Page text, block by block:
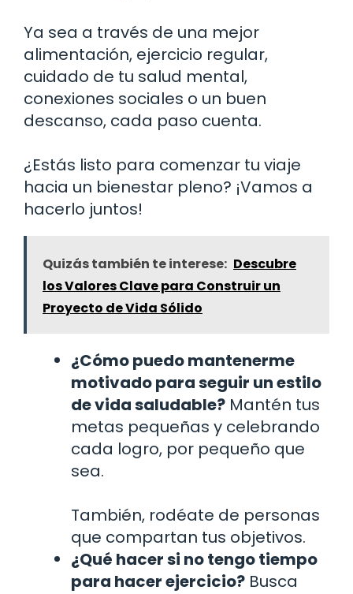
Ya sea a través de una mejor
alimentación, ejercicio regular,
cuidado de tu salud mental,
conexiones sociales o un buen
descanso, cada paso cuenta.
¿Estás listo para comenzar tu viaje
hacia un bienestar pleno? ¡Vamos a
hacerlo juntos!
Quizás también te interese: Descubre
los Valores Clave para Construir un
Proyecto de Vida Sólido
¿Cómo puedo mantenerme
motivado para seguir un estilo
de vida saludable? Mantén tus
metas pequeñas y celebrando
cada logro, por pequeño que
sea.
También, rodéate de personas
que compartan tus objetivos.
¿Qué hacer si no tengo tiempo
para hacer ejercicio? Busca